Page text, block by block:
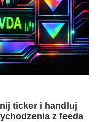
ticker i handluj
z feeda